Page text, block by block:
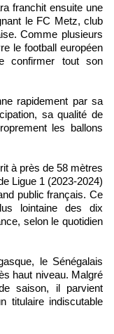
franchit ensuite une
le FC Metz, club
Comme plusieurs
le football européen
confirmer tout son
rapidement par sa
sa qualité de
les ballons
à près de 58 mètres
Ligue 1 (2023-2024)
public français. Ce
lointaine des dix
selon le quotidien
le Sénégalais
haut niveau. Malgré
saison, il parvient
titulaire indiscutable